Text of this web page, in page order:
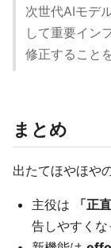
次世代AIモデ
して重要イン
修正すること
まとめ
出たてほやほや
主役は 「正
告しやすくな